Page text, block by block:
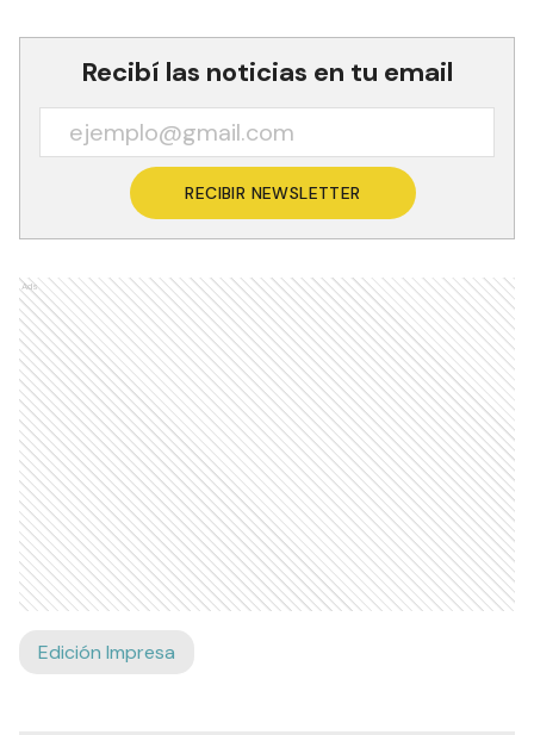
Recibí las noticias en tu email
RECIBIR NEWSLETTER
Ads
Edición Impresa